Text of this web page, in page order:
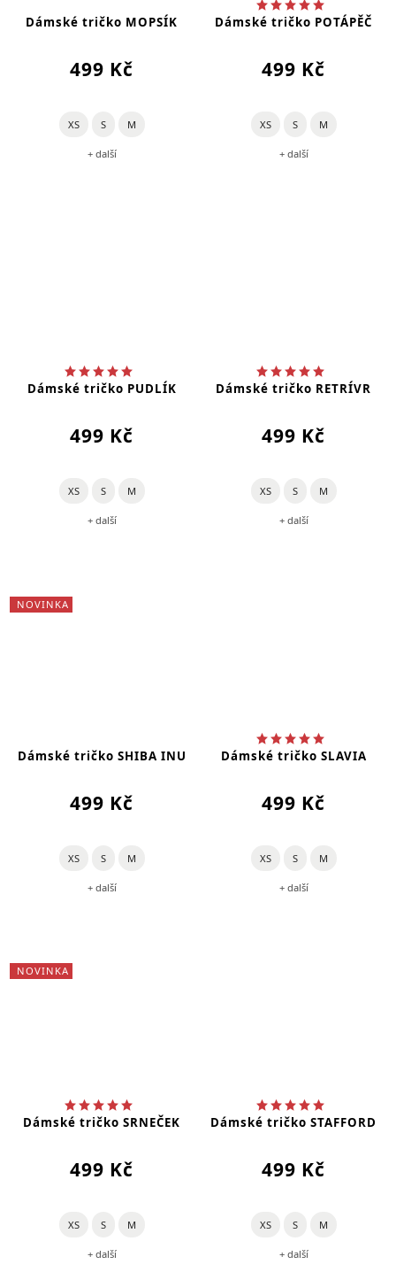
Dámské tričko MOPSÍK
499 Kč
XS S M
+ další
Dámské tričko POTÁPĚČ
499 Kč
XS S M
+ další
Dámské tričko PUDLÍK
499 Kč
XS S M
+ další
Dámské tričko RETRÍVR
499 Kč
XS S M
+ další
NOVINKA
Dámské tričko SHIBA INU
499 Kč
XS S M
+ další
Dámské tričko SLAVIA
499 Kč
XS S M
+ další
NOVINKA
Dámské tričko SRNEČEK
499 Kč
XS S M
+ další
Dámské tričko STAFFORD
499 Kč
XS S M
+ další